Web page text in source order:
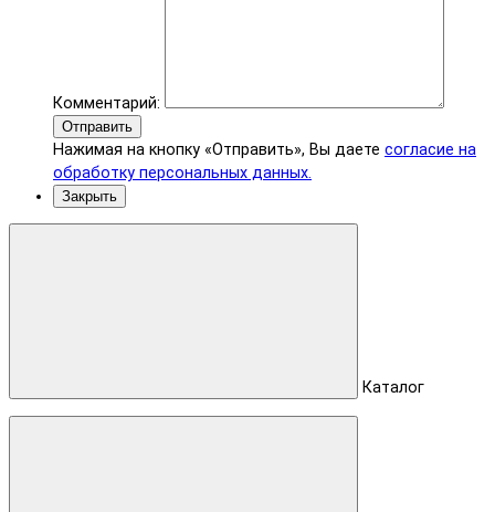
Комментарий:
Отправить
Нажимая на кнопку «Отправить», Вы даете согласие на
обработку персональных данных.
Закрыть
Каталог